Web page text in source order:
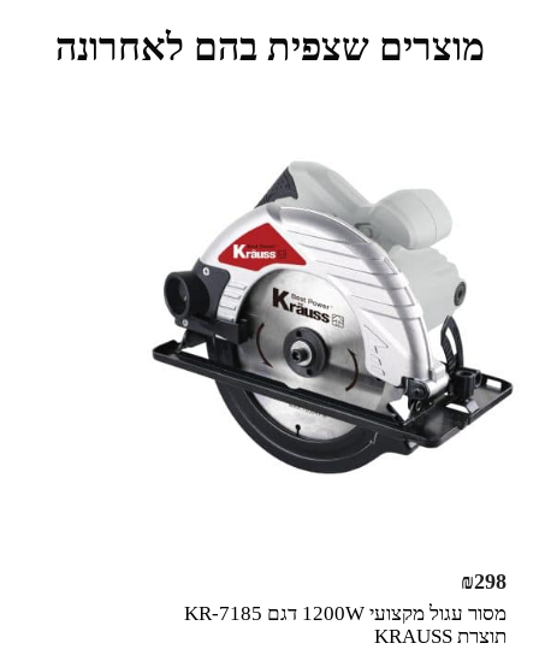
מוצרים שצפית בהם לאחרונה
מסור עגול מקצועי 1200W דגם KR-7185
תוצרת KRAUSS
₪298